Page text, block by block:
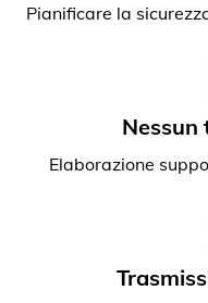
Pianificare la
Nessun
Elaborazione